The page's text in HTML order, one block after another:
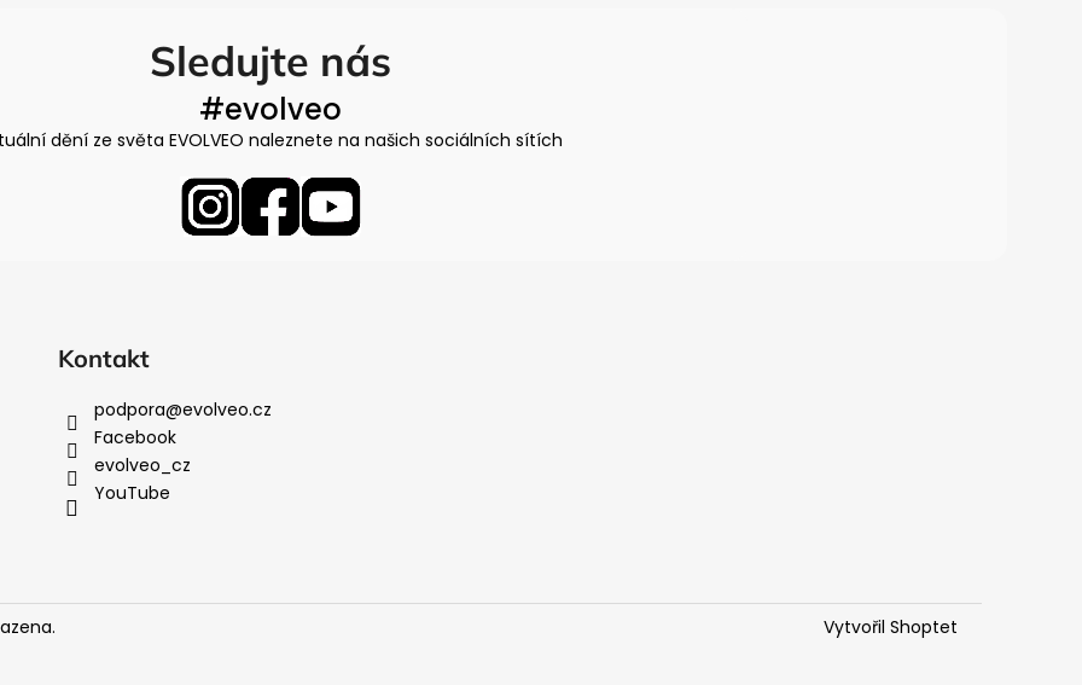
Sledujte nás
#evolveo
dění ze světa EVOLVEO naleznete na našich sociálních sítích
Kontakt
podpora@evolveo.cz
Facebook
evolveo_cz
YouTube
Vytvořil Shoptet